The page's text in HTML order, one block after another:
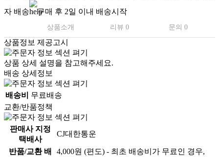
자 배송 구매 후 2일 이내 배송시작
상품소개 리뷰 0 문의 0
상품정보 제공고시
상품 상세 설명을 참고해주세요.
배송 상세정보
배송비
무료배송
교환/반품정책
판매사 지정
택배사
CJ대한통운
반품/교환 배
4,000원 (편도) - 최초 배송비가 무료인 경우,